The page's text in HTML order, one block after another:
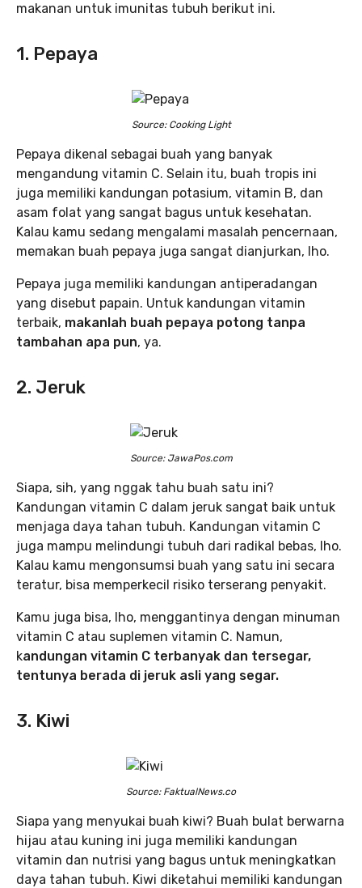
makanan untuk imunitas tubuh berikut ini.
1. Pepaya
Source: Cooking Light
Pepaya dikenal sebagai buah yang banyak
mengandung vitamin C. Selain itu, buah tropis ini
juga memiliki kandungan potasium, vitamin B, dan
asam folat yang sangat bagus untuk kesehatan.
Kalau kamu sedang mengalami masalah pencernaan,
memakan buah pepaya juga sangat dianjurkan, lho.
Pepaya juga memiliki kandungan antiperadangan
yang disebut papain. Untuk kandungan vitamin
terbaik, makanlah buah pepaya potong tanpa
tambahan apa pun, ya.
2. Jeruk
Source: JawaPos.com
Siapa, sih, yang nggak tahu buah satu ini?
Kandungan vitamin C dalam jeruk sangat baik untuk
menjaga daya tahan tubuh. Kandungan vitamin C
juga mampu melindungi tubuh dari radikal bebas, lho.
Kalau kamu mengonsumsi buah yang satu ini secara
teratur, bisa memperkecil risiko terserang penyakit.
Kamu juga bisa, lho, menggantinya dengan minuman
vitamin C atau suplemen vitamin C. Namun,
kandungan vitamin C terbanyak dan tersegar,
tentunya berada di jeruk asli yang segar.
3. Kiwi
Source: FaktualNews.co
Siapa yang menyukai buah kiwi? Buah bulat berwarna
hijau atau kuning ini juga memiliki kandungan
vitamin dan nutrisi yang bagus untuk meningkatkan
daya tahan tubuh. Kiwi diketahui memiliki kandungan